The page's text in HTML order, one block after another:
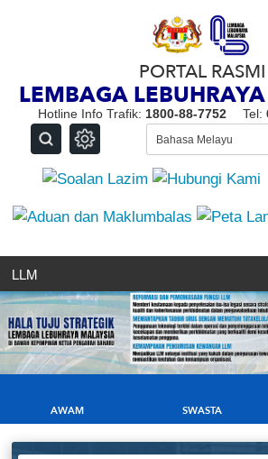
PORTAL RASMI
LEMBAGA
Hotline Info Trafik: 1800-88-7752 Tel:
LLM
GALERI
PENERBITAN
AWAM SWASTA